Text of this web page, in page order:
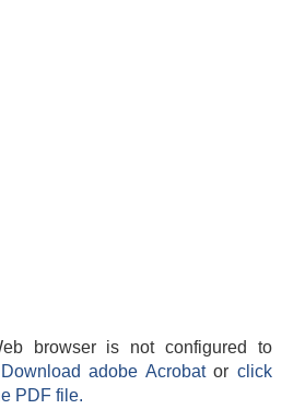
browser is not configured to
Download adobe Acrobatorclick
PDF file.